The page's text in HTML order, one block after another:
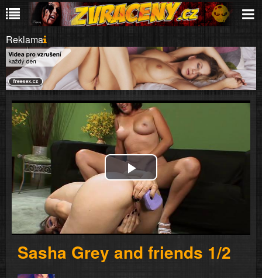
Reklama
Play
Video
Sasha Grey and friends 1/2